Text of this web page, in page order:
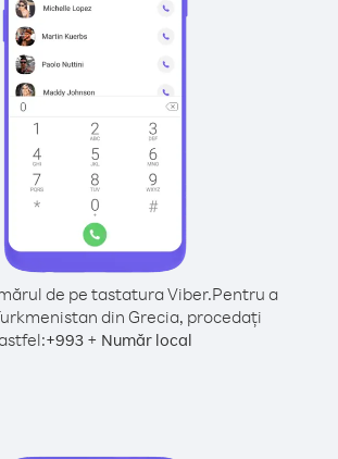
de pe tastatura Viber.Pentru a
din Grecia, procedați
+993+ Număr local